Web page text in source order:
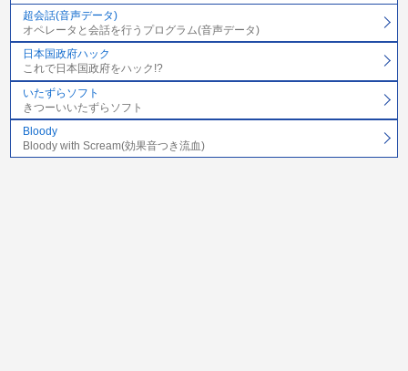
超会話(音声データ)
オペレータと会話を行うプログラム(音声データ)
日本国政府ハック
これで日本国政府をハック!?
いたずらソフト
きつーいいたずらソフト
Bloody
Bloody with Scream(効果音つき流血)